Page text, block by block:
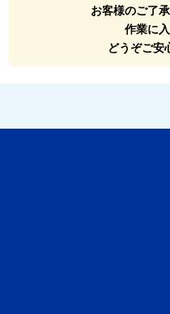
お客様のご了
作業に
どうぞご安